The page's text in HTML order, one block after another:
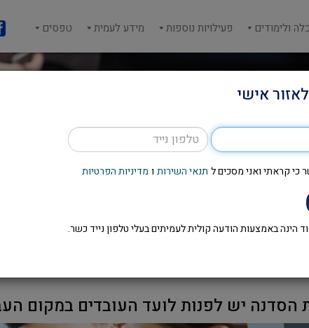
ולימודים פעילויות נוספות מידע לעמית טפסים
סדנת צמיחה כלכלית במשפחה
הסדנה יש לפנות לועד העובדים במקום
אישי
כי קראתי ואני מסכים ל תנאי השירות ו מדיניות הפרטיות
הינה באמצעות הודעה קולית לעמיתים בעלי טלפון נייד כשר.